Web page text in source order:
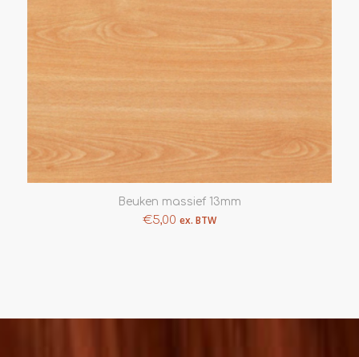
Beuken massief 13mm
€5,00 ex. BTW